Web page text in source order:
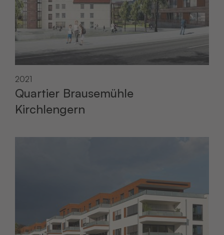
2021
Quartier Brausemühle
Kirchlengern